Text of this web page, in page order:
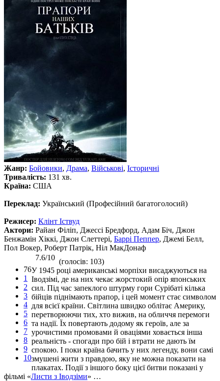
Жанр: Бойовики, Драма, Військові, Історичні
Тривалість: 131 хв.
Країна: США
Переклад: Український (Професійний багатоголосий)
Режисер: Клінт Іствуд
Актори: Райан Філіп, Джессі Бредфорд, Адам Біч, Джон
Бенжамін Хіккі, Джон Слеттері, Баррі Пеппер, Джемі Белл,
Пол Вокер, Роберт Патрік, Ніл МакДонаф
76
1
2
3
4
5
6
7
8
9
10
7.6/10 (голосів: 103)
У 1945 році американські морпіхи висаджуються на
Іводзімі, де на них чекає жорстокий опір японських
сил. Під час запеклого штурму гори Сурібаті кілька
бійців піднімають прапор, і цей момент стає символом
для всієї країни. Світлина швидко облітає Америку,
перетворюючи тих, хто вижив, на обличчя перемоги
та надії. Їх повертають додому як героїв, але за
урочистими промовами й оваціями ховається інша
реальність - спогади про бій і втрати не дають їм
спокою. І поки країна бачить у них легенду, вони самі
змушені жити з правдою, яку не можна показати на
плакатах. Події з іншого боку цієї битви показані у
фільмі «Листи з Іводзіми» …